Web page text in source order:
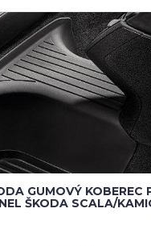
GUMOVÝ KOBEREC
ŠKODA SCALA/